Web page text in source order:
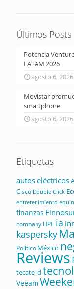
Últimos Posts
Potencia
LATAM 2026
agosto 6, 2026
Movistar
smartphone
agosto 6, 2026
Etiquetas
autos eléctricos
Cisco Double Click
entretenimiento
finanzas
company HPE ia
kaspersky
Político México
Reviews
tecate id
Veeam